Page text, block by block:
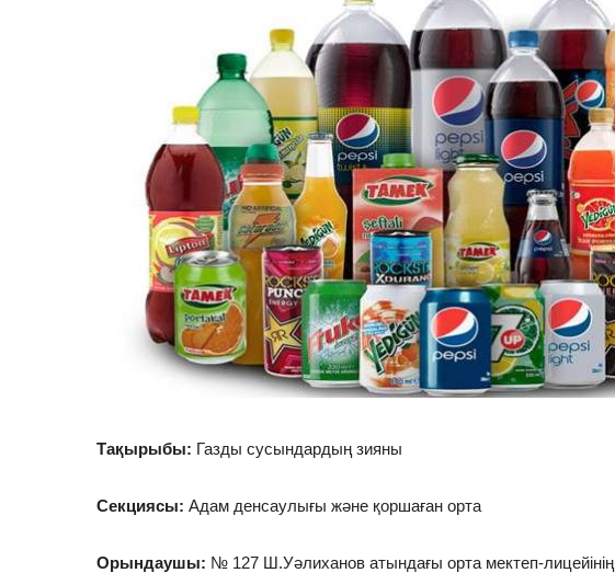
Тақырыбы: Газды сусындардың зияны
Секциясы: Адам денсаулығы және қоршаған орта
Орындаушы: № 127 Ш.Уәлиханов атындағы орта мектеп-лицейінің